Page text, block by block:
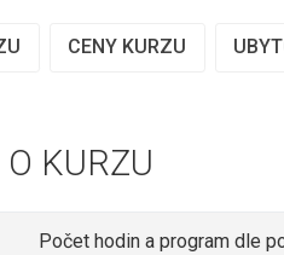
CENY KURZU
KURZU
Počet hodin a program dle